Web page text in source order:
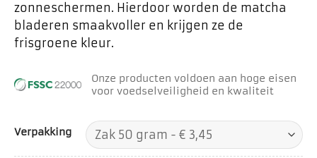
zonneschermen. Hierdoor worden de matcha
bladeren smaakvoller en krijgen ze de
frisgroene kleur.
Onze producten voldoen aan hoge eisen
voor voedselveiligheid en kwaliteit
Verpakking